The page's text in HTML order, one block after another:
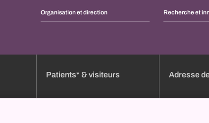
Organisation et direction Recherche et
Patients* & visiteurs Adresse